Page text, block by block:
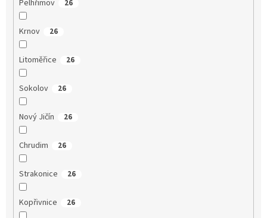
Pelhřimov 26
Krnov 26
Litoměřice 26
Sokolov 26
Nový Jičín 26
Chrudim 26
Strakonice 26
Kopřivnice 26